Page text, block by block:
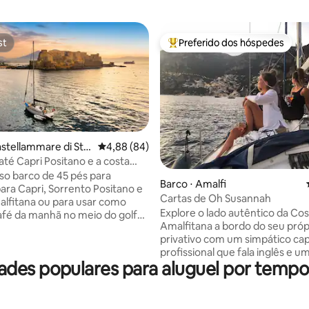
de 5, 121 avaliações
di Sta
4,88 de uma avaliação média de 5, 84
4,88 (84)
Capri Positano e a costa
barco de 45 pés para
Capri, Sorrento Positano e
ou para usar como
da manhã no meio do golfo
trem. A área de
está disponível. Para
Entre os melhores preferidos
Preferido dos hóspedes
Barco ⋅ Amalfi
Cartas de Oh Susannah
Explore o lado autêntico da
Amalfitana a bordo do seu
privativo com um simpático
profissional que fala inglês e
personalizado para você. Evite
estresse, o trânsito e as
populares para aluguel por